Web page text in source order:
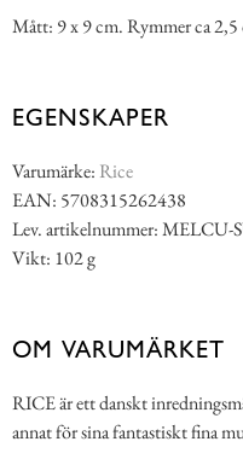
Mått: 9 x 9 cm. Rymmer ca 2,5
EGENSKAPER
Varumärke: Rice
EAN: 5708315262438
Lev. artikelnummer: MELCU-
Vikt: 102 g
OM VARUMÄRKET
RICE är ett danskt
annat för sina fantastiskt fina